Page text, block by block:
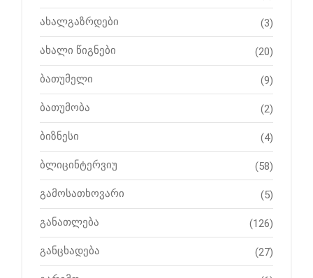
ახალგაზრდები (3)
ახალი წიგნები (20)
ბათუმელი (9)
ბათუმობა (2)
ბიზნესი (4)
ბლიცინტერვიუ (58)
გამოსათხოვარი (5)
განათლება (126)
განცხადება (27)